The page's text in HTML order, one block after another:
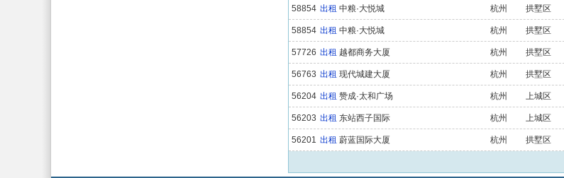
58854 出租 中粮·大悦城 杭州 拱墅区
58854 出租 中粮·大悦城 杭州 拱墅区
57726 出租 越都商务大厦 杭州 拱墅区
56763 出租 现代城建大厦 杭州 拱墅区
56204 出租 赞成·太和广场 杭州 上城区
56203 出租 东站西子国际 杭州 上城区
56201 出租 蔚蓝国际大厦 杭州 拱墅区